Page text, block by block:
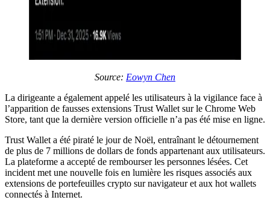
Source: Eowyn Chen
La dirigeante a également appelé les utilisateurs à la vigilance face à
l’apparition de fausses extensions Trust Wallet sur le Chrome Web
Store, tant que la dernière version officielle n’a pas été mise en ligne.
Trust Wallet a été piraté le jour de Noël, entraînant le détournement
de plus de 7 millions de dollars de fonds appartenant aux utilisateurs.
La plateforme a accepté de rembourser les personnes lésées. Cet
incident met une nouvelle fois en lumière les risques associés aux
extensions de portefeuilles crypto sur navigateur et aux hot wallets
connectés à Internet.